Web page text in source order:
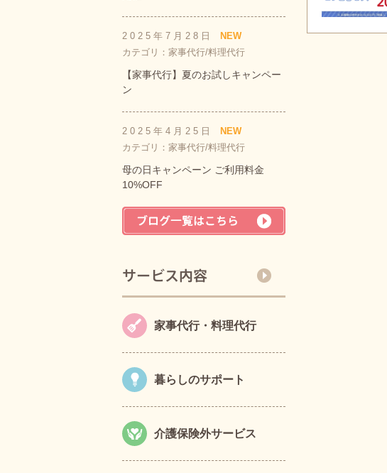
2025年7月28日
NEW
カテゴリ：家事代行/料理代行
【家事代行】夏のお試しキャンペー
ン
2025年4月25日
NEW
カテゴリ：家事代行/料理代行
母の日キャンペーン ご利用料金
10%OFF
家事代行・料理代行
暮らしのサポート
介護保険外サービス